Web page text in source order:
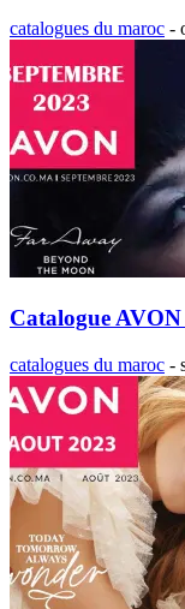
catalogues du maroc -
Catalogue
catalogues du maroc -